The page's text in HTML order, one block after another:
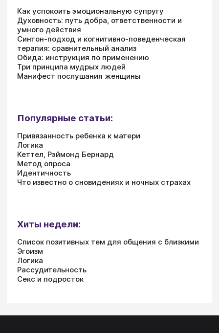
Как успокоить эмоциональную супругу
Духовность: путь добра, ответственности и
умного действия
Синтон-подход и когнитивно-поведенческая
терапия: сравнительный анализ
Обида: инструкция по применению
Три принципа мудрых людей
Манифест послушания женщины
Популярные статьи:
Привязанность ребенка к матери
Логика
Кеттел, Рэймонд Бернард
Метод опроса
Идентичность
Что известно о сновидениях и ночных страхах
Хиты недели:
Список позитивных тем для общения с близкими
Эгоизм
Логика
Рассудительность
Секс и подросток